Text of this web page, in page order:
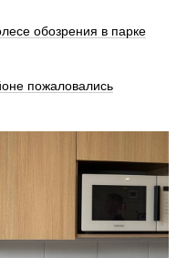
обозрения в парке
пожаловались